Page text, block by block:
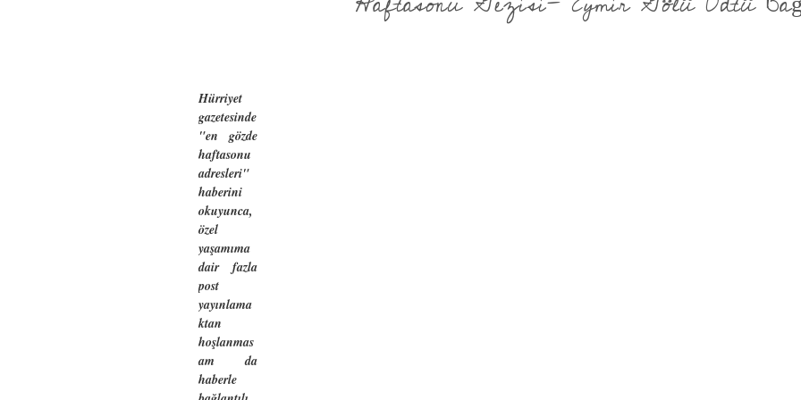
Hürriyet
gazetesinde
"en gözde
haftasonu
adresleri"
haberini
okuyunca,
özel
yaşamıma
dair fazla
post
yayınlama
ktan
hoşlanmas
am da
haberle